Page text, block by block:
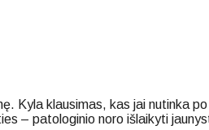
Kyla klausimas, kas jai nutinka
– patologinio noro išlaikyti